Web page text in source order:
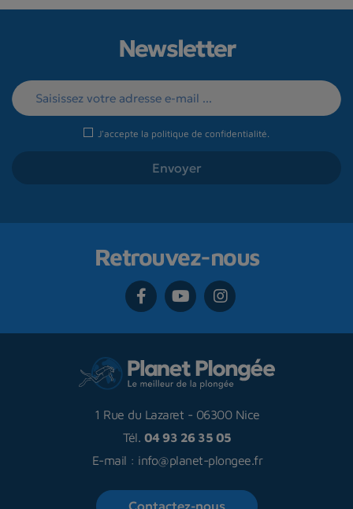
Newsletter
J'accepte la politique de confidentialité.
Retrouvez-nous
1 Rue du Lazaret - 06300 Nice
Tél. 04 93 26 35 05
E-mail : info@planet-plongee.fr
Contactez-nous